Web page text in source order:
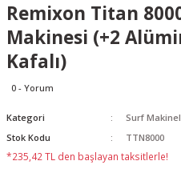
Remixon Titan
Makinesi (+2
Kafalı)
0 - Yorum
Kategori
Surf
Stok Kodu
TTN8000
*235,42 TL den başlayan taksitlerle!